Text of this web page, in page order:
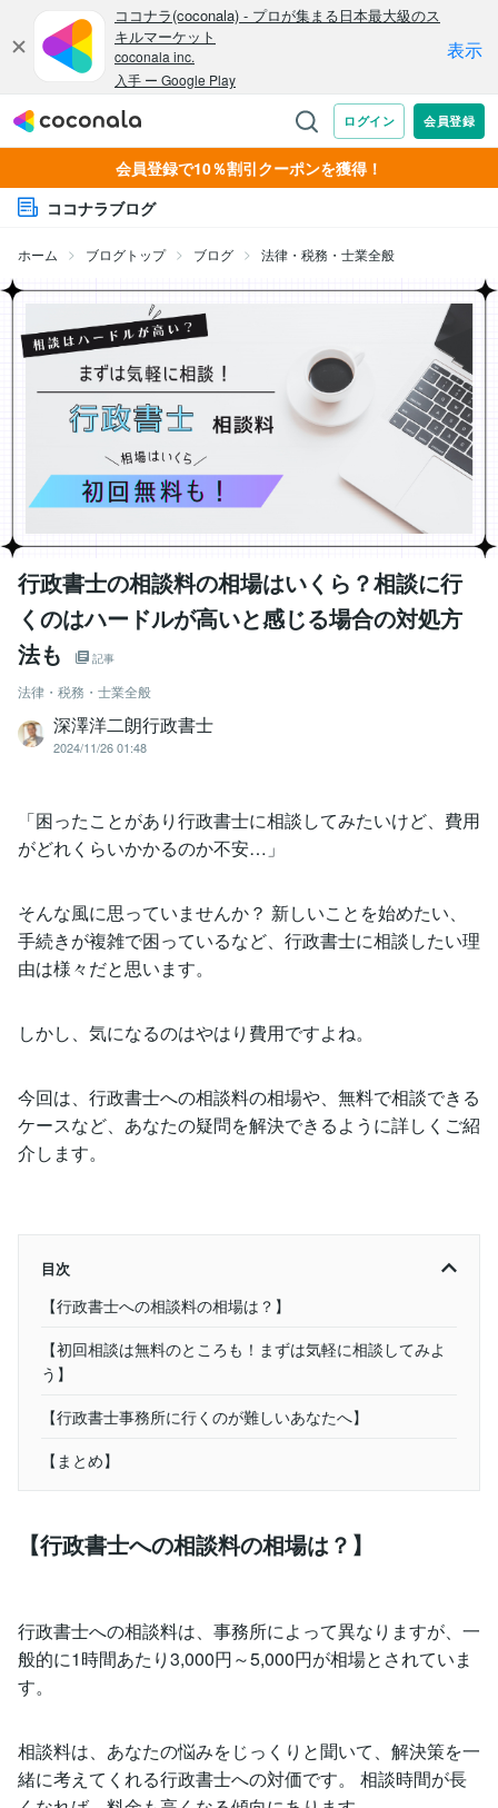
会員登録で10％割引クーポンを獲得！
ココナラブログ
ホーム ブログトップ ブログ 法律・税務・士業全般
行政書士の相談料の相場はいくら？相談に行
くのはハードルが高いと感じる場合の対処方
法も
記事
法律・税務・士業全般
深澤洋二朗行政書士
2024/11/26 01:48
「困ったことがあり行政書士に相談してみたいけど、費用
がどれくらいかかるのか不安…」
そんな風に思っていませんか？ 新しいことを始めたい、
手続きが複雑で困っているなど、行政書士に相談したい理
由は様々だと思います。
しかし、気になるのはやはり費用ですよね。
今回は、行政書士への相談料の相場や、無料で相談できる
ケースなど、あなたの疑問を解決できるように詳しくご紹
介します。
目次
【行政書士への相談料の相場は？】
【初回相談は無料のところも！まずは気軽に相談してみよ
う】
【行政書士事務所に行くのが難しいあなたへ】
【まとめ】
【行政書士への相談料の相場は？】
行政書士への相談料は、事務所によって異なりますが、一
般的に1時間あたり3,000円～5,000円が相場とされていま
す。
相談料は、あなたの悩みをじっくりと聞いて、解決策を一
緒に考えてくれる行政書士への対価です。 相談時間が長